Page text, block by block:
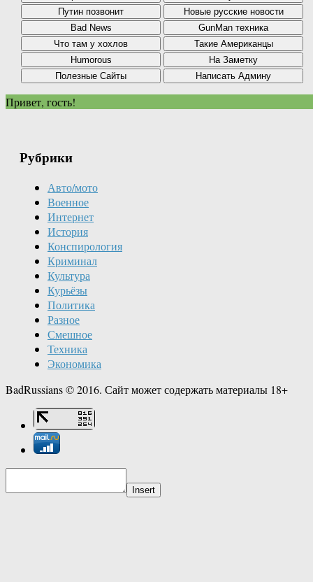
Привет, гость!
Рубрики
Авто/мото
Военное
Интернет
История
Конспирология
Криминал
Культура
Курьёзы
Политика
Разное
Смешное
Техника
Экономика
BadRussians © 2016. Сайт может содержать материалы 18+
Insert